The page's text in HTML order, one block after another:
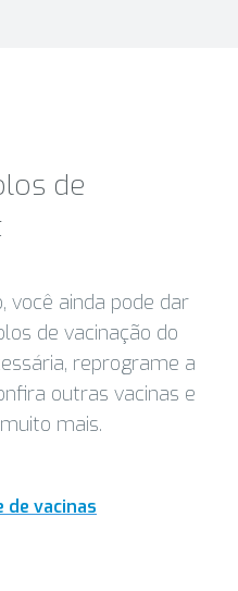
de
você ainda pode dar
de vacinação do
reprograme a
outras vacinas e
mais.
de vacinas